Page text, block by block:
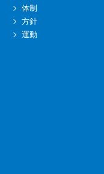
体制
方針
運動